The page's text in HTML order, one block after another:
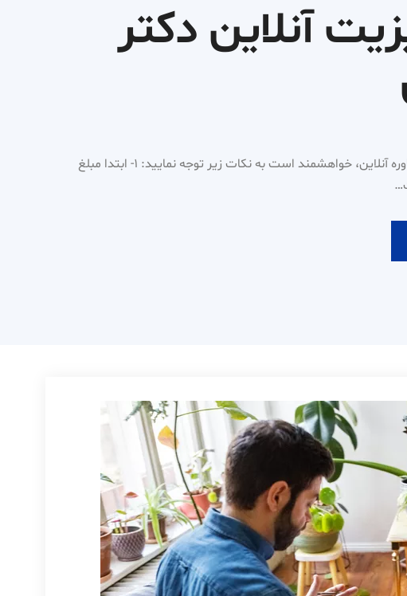
آنلاین دکتر
برای رزرو ویزیت و مشاوره آنلاین، خواهشمند است به نکات زیر توجه نمایید: ۱- ابتدا مبلغ